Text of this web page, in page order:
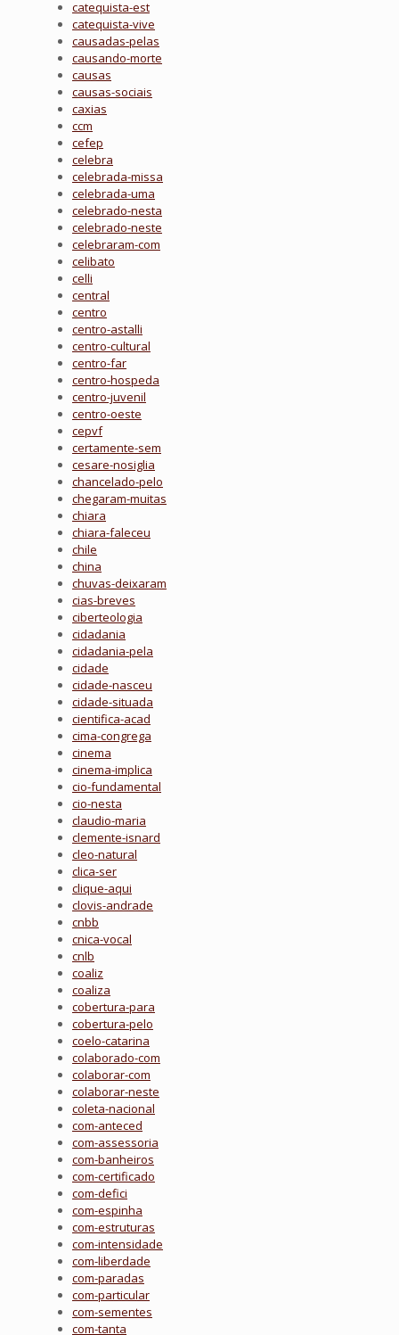
catequista-est
catequista-vive
causadas-pelas
causando-morte
causas
causas-sociais
caxias
ccm
cefep
celebra
celebrada-missa
celebrada-uma
celebrado-nesta
celebrado-neste
celebraram-com
celibato
celli
central
centro
centro-astalli
centro-cultural
centro-far
centro-hospeda
centro-juvenil
centro-oeste
cepvf
certamente-sem
cesare-nosiglia
chancelado-pelo
chegaram-muitas
chiara
chiara-faleceu
chile
china
chuvas-deixaram
cias-breves
ciberteologia
cidadania
cidadania-pela
cidade
cidade-nasceu
cidade-situada
cientifica-acad
cima-congrega
cinema
cinema-implica
cio-fundamental
cio-nesta
claudio-maria
clemente-isnard
cleo-natural
clica-ser
clique-aqui
clovis-andrade
cnbb
cnica-vocal
cnlb
coaliz
coaliza
cobertura-para
cobertura-pelo
coelo-catarina
colaborado-com
colaborar-com
colaborar-neste
coleta-nacional
com-anteced
com-assessoria
com-banheiros
com-certificado
com-defici
com-espinha
com-estruturas
com-intensidade
com-liberdade
com-paradas
com-particular
com-sementes
com-tanta